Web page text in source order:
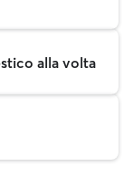
alla volta